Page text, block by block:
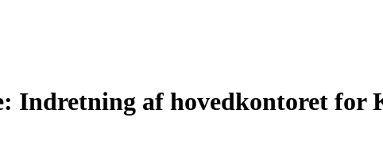
Indretning af hovedkontoret for